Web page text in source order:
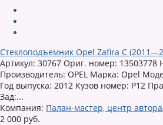
Стеклоподъемник Opel Zafira C
Артикул: 30767 Ориг. номер: 13503778
Производитель: OPEL Марка: Opel
Год выпуска: 2012 Кузов номер: P12
Зад:...
Компания: Палан-мастер, центр
2 000 руб.